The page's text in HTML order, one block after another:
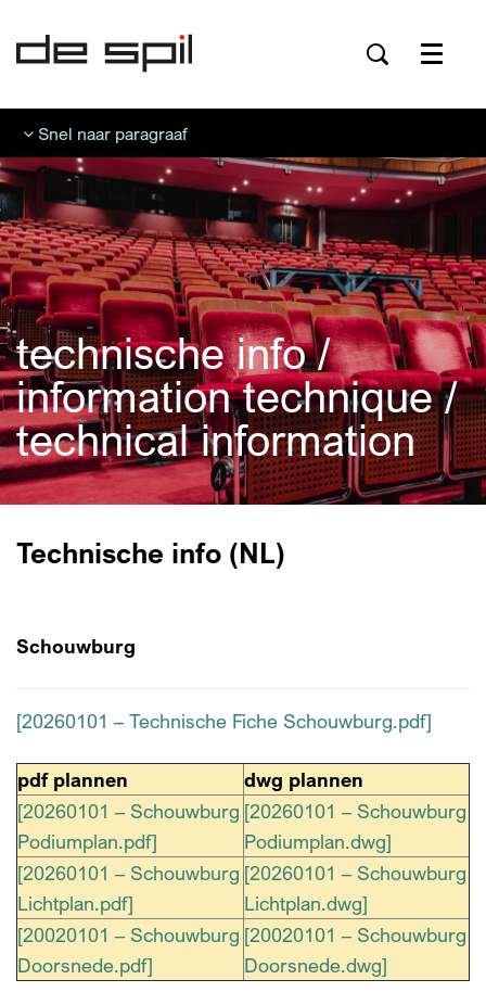
Menu
Snel naar paragraaf
technische info /
information technique /
technical information
Technische info (NL)
Schouwburg
[20260101 – Technische Fiche Schouwburg.pdf]
pdf plannen
dwg plannen
[20260101 – Schouwburg
Podiumplan.pdf]
[20260101 – Schouwburg
Podiumplan.dwg]
[20260101 – Schouwburg
Lichtplan.pdf]
[20260101 – Schouwburg
Lichtplan.dwg]
[20020101 – Schouwburg
Doorsnede.pdf]
[20020101 – Schouwburg
Doorsnede.dwg]